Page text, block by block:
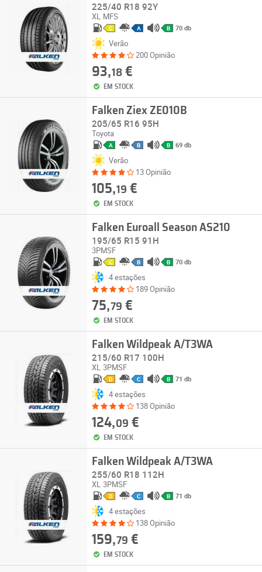
225/40 R18 92Y
XL MFS
C A B 70 db
Verão
200 Opinião
93,18€
EM STOCK
Falken Ziex ZE010B
205/65 R16 95H
Toyota
A B B 69 db
Verão
13 Opinião
105,19 €
EM STOCK
Falken Euroall Season AS210
195/65 R15 91H
3PMSF
C B B 70 db
4 estações
189 Opinião
75,79 €
EM STOCK
Falken Wildpeak A/T3WA
215/60 R17 100H
XL 3PMSF
D C B 71 db
4 estações
138 Opinião
124,09 €
EM STOCK
Falken Wildpeak A/T3WA
255/60 R18 112H
XL 3PMSF
D C B 71 db
4 estações
138 Opinião
159,79 €
EM STOCK